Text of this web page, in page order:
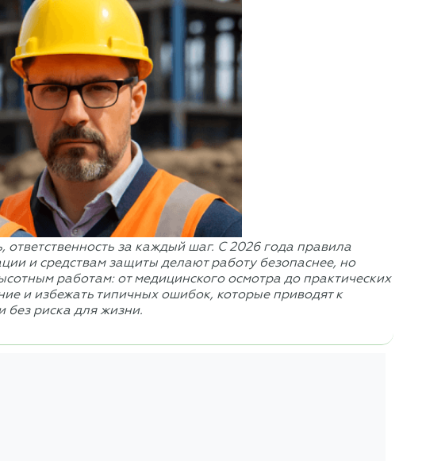
за каждый шаг. С 2026 года правила
и средствам защиты делают работу безопаснее, но
работам: от медицинского осмотра до практических
и избежать типичных ошибок, которые приводят к
без риска для жизни.